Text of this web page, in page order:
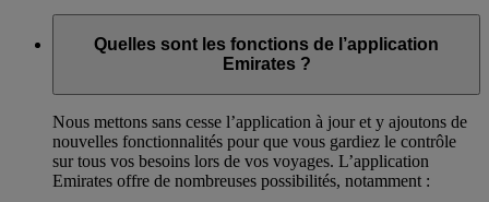
Quelles sont les fonctions de l’application
Emirates ?
Nous mettons sans cesse l’application à jour et y ajoutons de
nouvelles fonctionnalités pour que vous gardiez le contrôle
sur tous vos besoins lors de vos voyages. L’application
Emirates offre de nombreuses possibilités, notamment :